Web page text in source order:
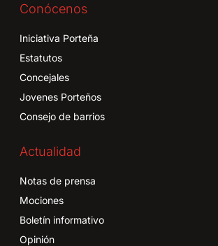
Conócenos
Iniciativa Porteña
Estatutos
Concejales
Jovenes Porteños
Consejo de barrios
Actualidad
Notas de prensa
Mociones
Boletín informativo
Opinión